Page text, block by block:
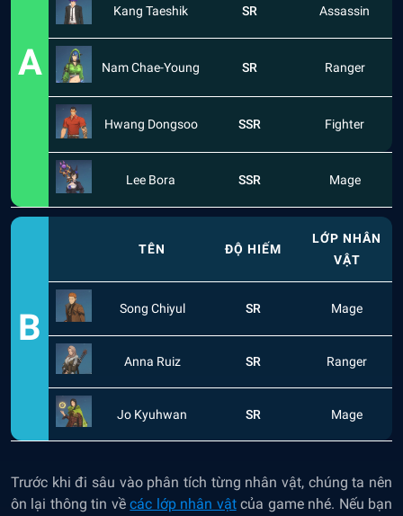
A
Kang Taeshik SR Assassin
Nam Chae-Young SR Ranger
Hwang Dongsoo SSR Fighter
Lee Bora SSR Mage
B
TÊN ĐỘ HIẾM
LỚP NHÂN
VẬT
Song Chiyul SR Mage
Anna Ruiz SR Ranger
Jo Kyuhwan SR Mage
Trước khi đi sâu vào phân tích từng nhân vật, chúng ta nên
ôn lại thông tin vềcác lớp nhân vậtcủa game nhé. Nếu bạn